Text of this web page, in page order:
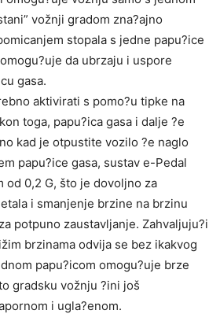
vožnji gradom zna?ajno
stopala s jedne papu?ice
da ubrzaju i uspore
gasa.
aktivirati s pomo?u tipke na
toga, papu?ica gasa i dalje ?e
kad je otpustite vozilo ?e naglo
papu?ice gasa, sustav e-Pedal
od 0,2 G, što je dovoljno za
i smanjenje brzine na brzinu
potpuno zaustavljanje. Zahvaljuju?i
brzinama odvija se bez ikakvog
papu?icom omogu?uje brze
gradsku vožnju ?ini još
i ugla?enom.